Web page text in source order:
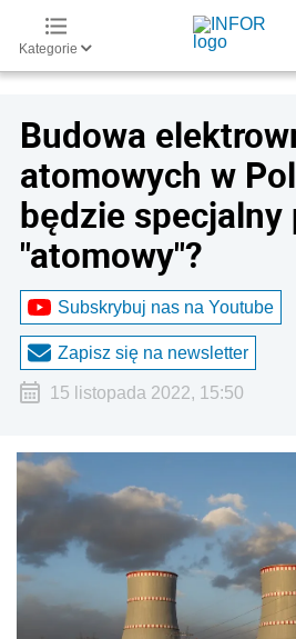
Kategorie
Budowa
atomowych w
będzie specjalny
"atomowy"?
Subskrybuj nas na Youtube
Zapisz się na newsletter
15 listopada 2022, 15:50